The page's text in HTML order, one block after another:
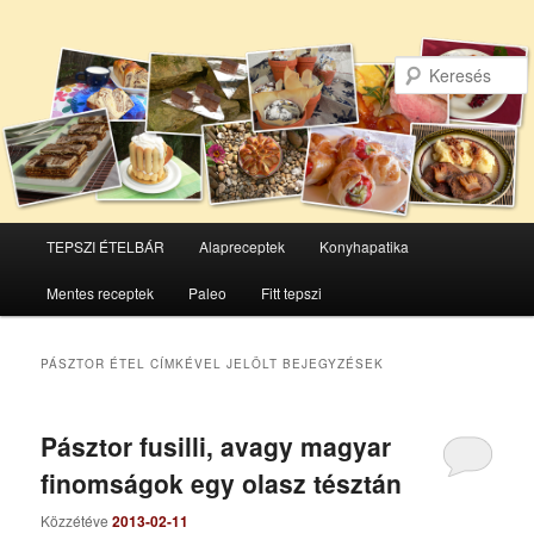
Tovább
az
elsődleges
Tovább
a
másodlagos
TEPSZI ÉTELBÁR Alapreceptek Konyhapatika
Mentes receptek Paleo Fitt tepszi
PÁSZTOR ÉTEL CÍMKÉVEL JELÖLT BEJEGYZÉSEK
Pásztor fusilli, avagy magyar
finomságok egy olasz tésztán
Közzétéve2013-02-11